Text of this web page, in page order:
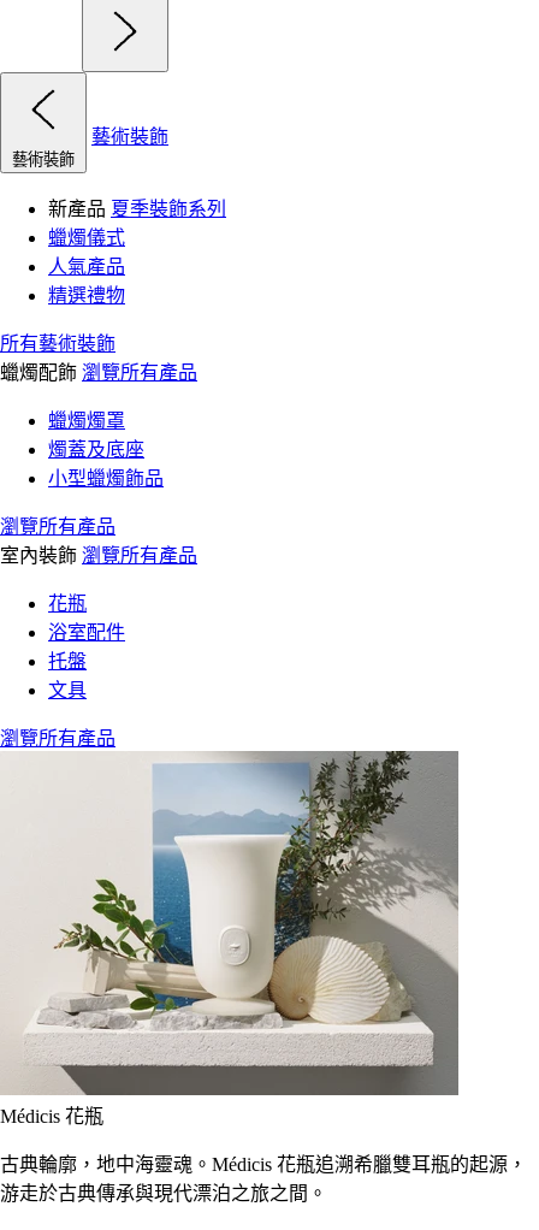
藝術裝飾
藝術裝飾
新產品 夏季裝飾系列
蠟燭儀式
人氣產品
精選禮物
所有藝術裝飾
蠟燭配飾 瀏覽所有產品
蠟燭燭罩
燭蓋及底座
小型蠟燭飾品
瀏覽所有產品
室內裝飾 瀏覽所有產品
花瓶
浴室配件
托盤
文具
瀏覽所有產品
Médicis 花瓶
古典輪廓，地中海靈魂。Médicis 花瓶追溯希臘雙耳瓶的起源，
游走於古典傳承與現代漂泊之旅之間。